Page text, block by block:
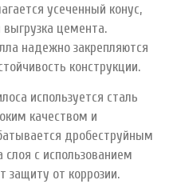
усеченный конус,
цемента.
надежно закрепляются
конструкции.
используется сталь
качеством и
дробеструйным
с использованием
защиту от коррозии.